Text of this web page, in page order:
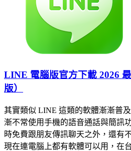
LINE 電腦版官方下載 2026
版）
其實類似 LINE 這類的軟體漸漸普
漸不常使用手機的語音通話與簡訊
時免費跟朋友傳訊聊天之外，還有
現在連電腦上都有軟體可以用，在